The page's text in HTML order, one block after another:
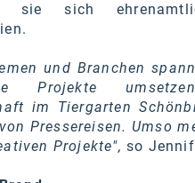
sie sich
und Branchen
Projekte
im Tiergarten
Pressereisen. Umso
Projekte", so